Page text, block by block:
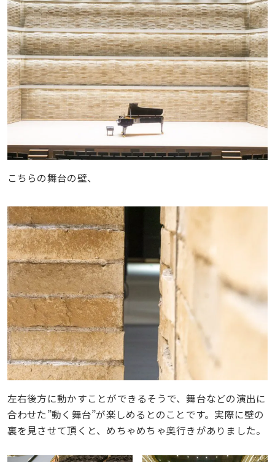
こちらの舞台の壁、
左右後方に動かすことができるそうで、舞台などの演出に
合わせた”動く舞台”が楽しめるとのことです。実際に壁の
裏を見させて頂くと、めちゃめちゃ奥行きがありました。